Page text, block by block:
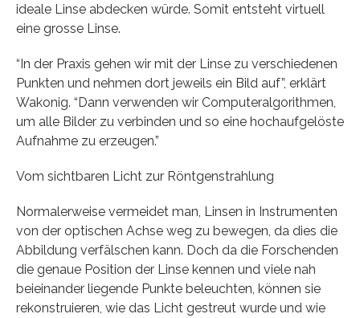
ideale Linse abdecken würde. Somit entsteht virtuell
eine grosse Linse.
“In der Praxis gehen wir mit der Linse zu verschiedenen
Punkten und nehmen dort jeweils ein Bild auf”, erklärt
Wakonig. “Dann verwenden wir Computeralgorithmen,
um alle Bilder zu verbinden und so eine hochaufgelöste
Aufnahme zu erzeugen.”
Vom sichtbaren Licht zur Röntgenstrahlung
Normalerweise vermeidet man, Linsen in Instrumenten
von der optischen Achse weg zu bewegen, da dies die
Abbildung verfälschen kann. Doch da die Forschenden
die genaue Position der Linse kennen und viele nah
beieinander liegende Punkte beleuchten, können sie
rekonstruieren, wie das Licht gestreut wurde und wie